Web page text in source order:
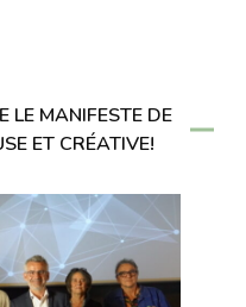
LE MANIFESTE DE
ET CRÉATIVE!